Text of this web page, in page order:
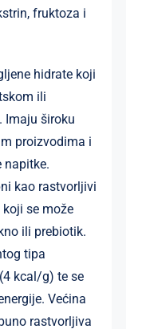
fruktoza i
hidrate koji
ili
Imaju široku
proizvodima i
napitke.
kao rastvorljivi
se može
ili prebiotik.
tipa
kcal/g) te se
Većina
rastvorljiva